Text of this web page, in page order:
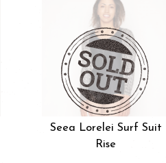
Seea Lorelei Surf Suit
Rise